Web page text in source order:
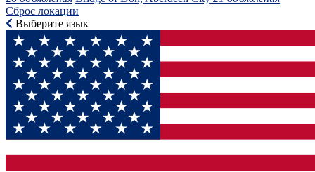
Сброс локации
Выберите язык